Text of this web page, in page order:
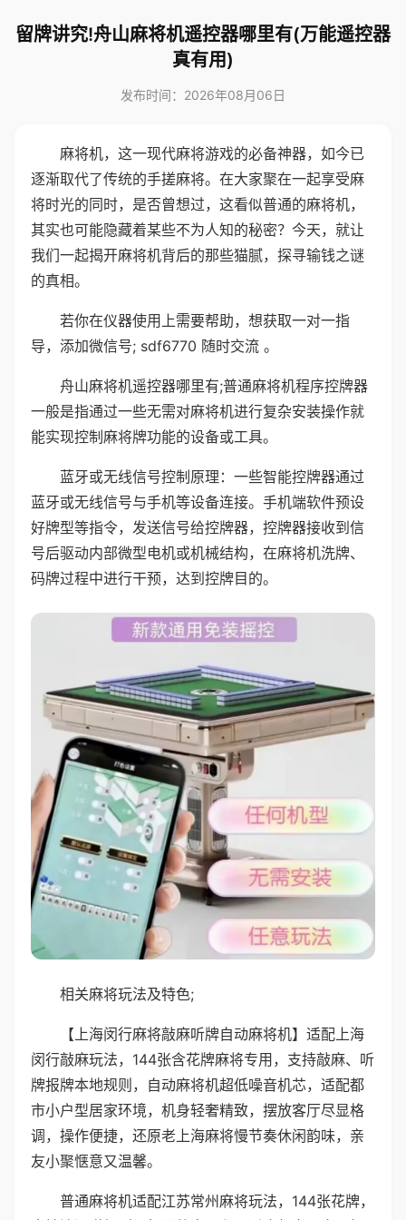
留牌讲究!舟山麻将机遥控器哪里有(万能遥控器
真有用)
发布时间：2026年08月06日
麻将机，这一现代麻将游戏的必备神器，如今已
逐渐取代了传统的手搓麻将。在大家聚在一起享受麻
将时光的同时，是否曾想过，这看似普通的麻将机，
其实也可能隐藏着某些不为人知的秘密？今天，就让
我们一起揭开麻将机背后的那些猫腻，探寻输钱之谜
的真相。
若你在仪器使用上需要帮助，想获取一对一指
导，添加微信号; sdf6770 随时交流 。
舟山麻将机遥控器哪里有;普通麻将机程序控牌器
一般是指通过一些无需对麻将机进行复杂安装操作就
能实现控制麻将牌功能的设备或工具。
蓝牙或无线信号控制原理：一些智能控牌器通过
蓝牙或无线信号与手机等设备连接。手机端软件预设
好牌型等指令，发送信号给控牌器，控牌器接收到信
号后驱动内部微型电机或机械结构，在麻将机洗牌、
码牌过程中进行干预，达到控牌目的。
相关麻将玩法及特色;
【上海闵行麻将敲麻听牌自动麻将机】适配上海
闵行敲麻玩法，144张含花牌麻将专用，支持敲麻、听
牌报牌本地规则，自动麻将机超低噪音机芯，适配都
市小户型居家环境，机身轻奢精致，摆放客厅尽显格
调，操作便捷，还原老上海麻将慢节奏休闲韵味，亲
友小聚惬意又温馨。
普通麻将机适配江苏常州麻将玩法，144张花牌，